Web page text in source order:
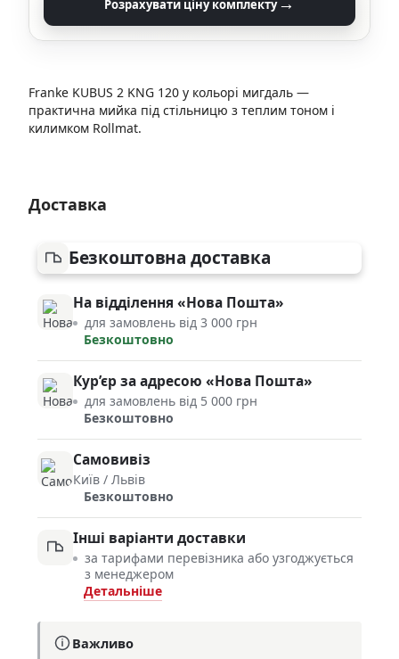
Розрахувати ціну комплекту
Franke KUBUS 2 KNG 120 у кольорі мигдаль —
практична мийка під стільницю з теплим тоном і
килимком Rollmat.
Доставка
Безкоштовна доставка
На відділення «Нова Пошта»
для замовлень від 3 000 грн
Безкоштовно
Кур’єр за адресою «Нова Пошта»
для замовлень від 5 000 грн
Безкоштовно
Самовивіз
Київ / Львів
Безкоштовно
Інші варіанти доставки
за тарифами перевізника або узгоджується
з менеджером
Детальніше
Важливо